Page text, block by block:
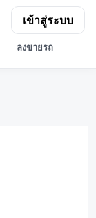
ลงขายรถ
เข้าสู่ระบบ